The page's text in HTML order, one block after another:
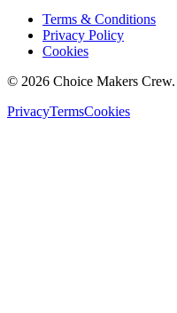
Terms & Conditions
Privacy Policy
Cookies
© 2026 Choice Makers Crew
PrivacyTermsCookies